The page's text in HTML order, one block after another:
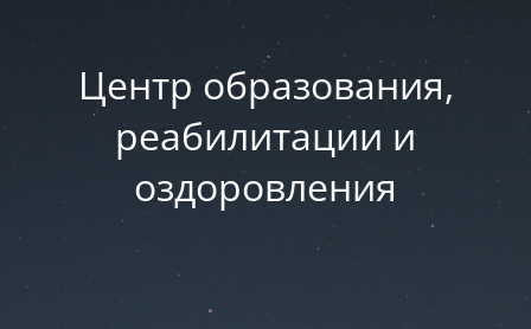
Центр образования,
реабилитации и
оздоровления